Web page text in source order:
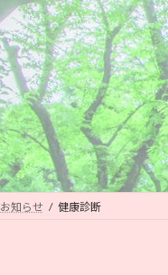
お知らせ 健康診断